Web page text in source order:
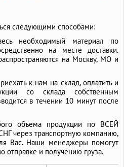
32
ПНД трубы на отрез
трубы 15 мм
воды
трубы 20 мм
следующими способами:
необходимый материал по
на месте доставки.
на Москву, МО и
к нам на склад, оплатить и
со склада собственным
в течении 10 минут после
объема продукции по ВСЕЙ
через транспортную компанию,
Вас. Наши менеджеры помогут
отправке и получению груза.